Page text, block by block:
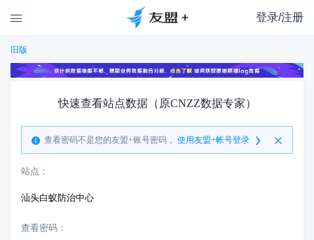
 登录/注册
旧版
快速查看站点数据（原CNZZ数据专家）
查看密码不是您的友盟+账号密码， 使用友盟+帐号登录
站点：
汕头白蚁防治中心
查看密码：